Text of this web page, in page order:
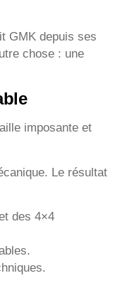
GMK depuis ses
chose : une
imposante et
Le résultat
des 4×4